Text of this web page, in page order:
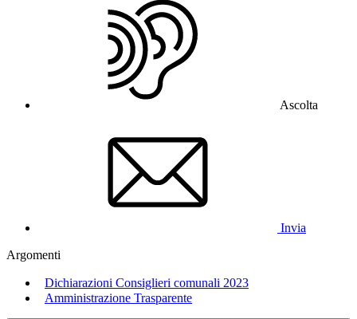
Ascolta
Invia
Argomenti
Dichiarazioni Consiglieri comunali 2023
Amministrazione Trasparente